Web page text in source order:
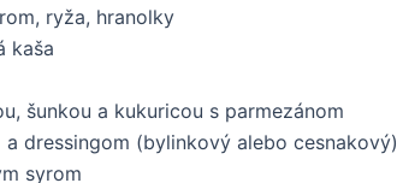
ryža, hranolky
kaša
šunkou a kukuricou s parmezánom
dressingom (bylinkový alebo cesnakový)
syrom